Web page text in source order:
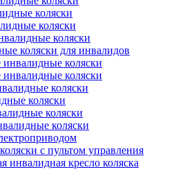
коляски
коляски
коляски
коляски для инвалидов
коляски
коляски
коляски
коляски
коляски
коляски
с пультом управления
инвалидная кресло коляска